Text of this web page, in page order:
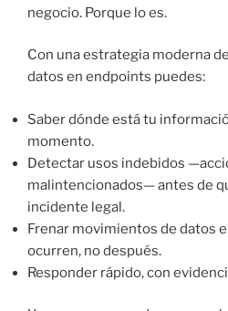
negocio. Porque lo es.
Con una estrategia moderna
datos en endpoints puedes:
Saber dónde está tu
momento.
Detectar usos indebidos
malintencionados— antes de
incidente legal.
Frenar movimientos de datos
ocurren, no después.
Responder rápido, con